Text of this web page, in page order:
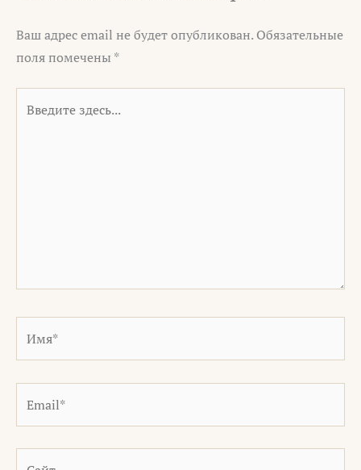
Ваш адрес email не будет опубликован. Обязательные
поля помечены *
здесь...